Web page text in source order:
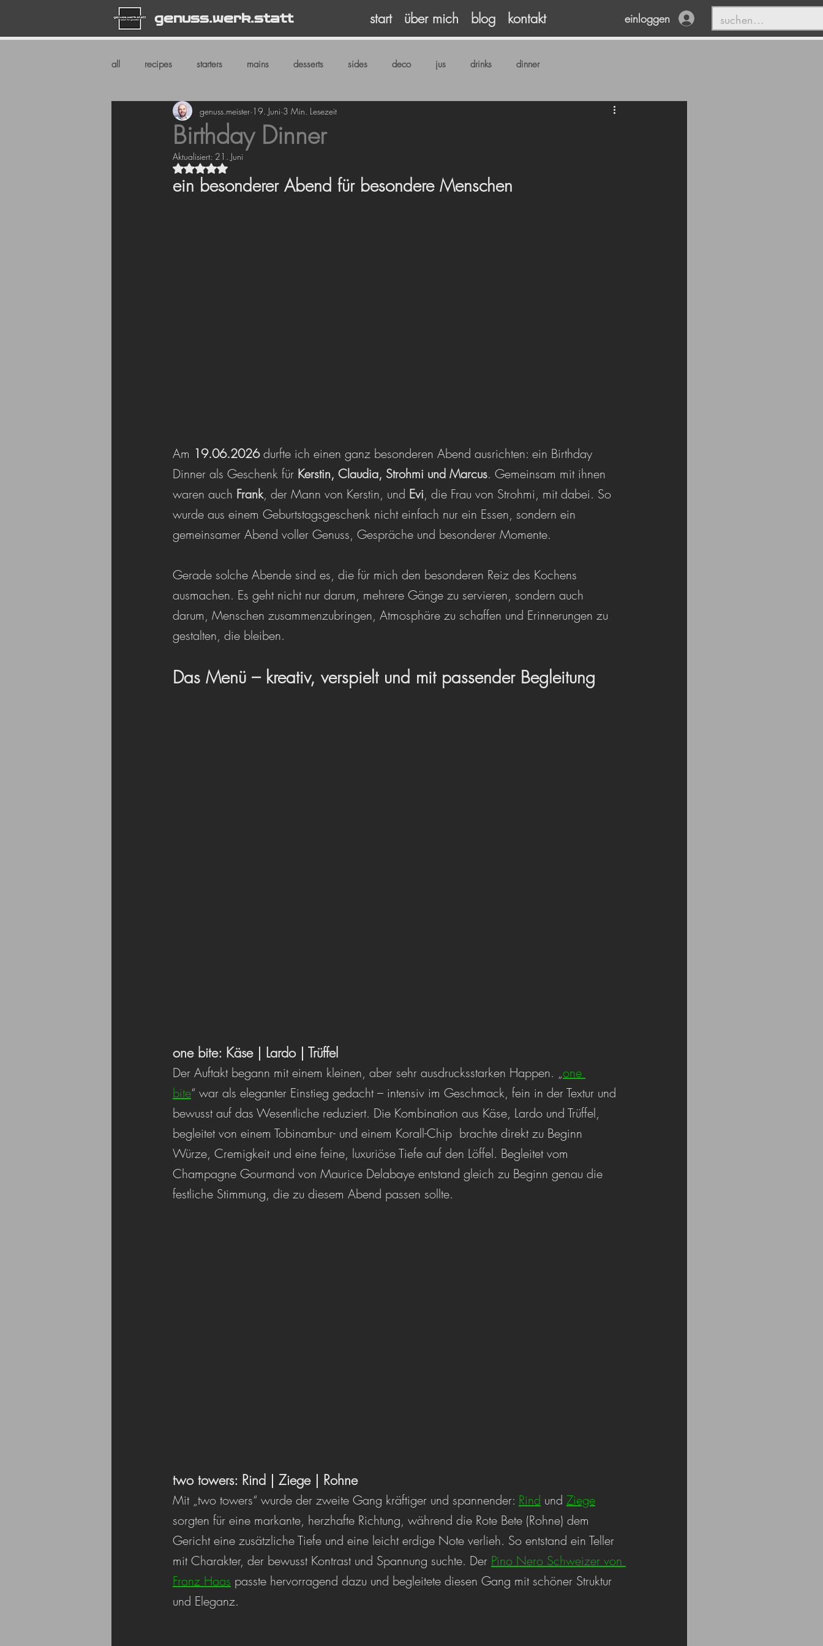
genuss.werk.statt start über mich blog kontakt einloggen
all recipes starters mains desserts sides deco jus drinks dinner
Birthday Dinner
genuss.meister 19. Juni 3 Min. Lesezeit
Aktualisiert: 21. Juni
Mit NaN von 5 Sternen bewertet.
ein besonderer Abend für besondere Menschen
Am 19.06.2026 durfte ich einen ganz besonderen Abend ausrichten: ein Birthday
Dinner als Geschenk für Kerstin, Claudia, Strohmi und Marcus. Gemeinsam mit ihnen
waren auch Frank, der Mann von Kerstin, und Evi, die Frau von Strohmi, mit dabei. So
wurde aus einem Geburtstagsgeschenk nicht einfach nur ein Essen, sondern ein
gemeinsamer Abend voller Genuss, Gespräche und besonderer Momente.
Gerade solche Abende sind es, die für mich den besonderen Reiz des Kochens
ausmachen. Es geht nicht nur darum, mehrere Gänge zu servieren, sondern auch
darum, Menschen zusammenzubringen, Atmosphäre zu schaffen und Erinnerungen zu
gestalten, die bleiben.
Das Menü – kreativ, verspielt und mit passender Begleitung
one bite: Käse | Lardo | Trüffel
Der Auftakt begann mit einem kleinen, aber sehr ausdrucksstarken Happen. „one
bite“ war als eleganter Einstieg gedacht – intensiv im Geschmack, fein in der Textur und
bewusst auf das Wesentliche reduziert. Die Kombination aus Käse, Lardo und Trüffel,
begleitet von einem Tobinambur- und einem Korall-Chip  brachte direkt zu Beginn
Würze, Cremigkeit und eine feine, luxuriöse Tiefe auf den Löffel. Begleitet vom
Champagne Gourmand von Maurice Delabaye entstand gleich zu Beginn genau die
festliche Stimmung, die zu diesem Abend passen sollte.
two towers: Rind | Ziege | Rohne
Mit „two towers“ wurde der zweite Gang kräftiger und spannender: Rind und Ziege
sorgten für eine markante, herzhafte Richtung, während die Rote Bete (Rohne) dem
Gericht eine zusätzliche Tiefe und eine leicht erdige Note verlieh. So entstand ein Teller
mit Charakter, der bewusst Kontrast und Spannung suchte. Der Pino Nero Schweizer von
Franz Haas passte hervorragend dazu und begleitete diesen Gang mit schöner Struktur
und Eleganz.